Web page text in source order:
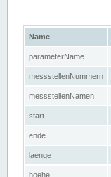
Name
parameterName
messstellenNummern
messstellenNamen
start
ende
laenge
hoehe